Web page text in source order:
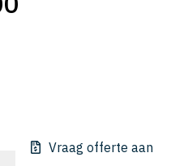
Vraag offerte aan